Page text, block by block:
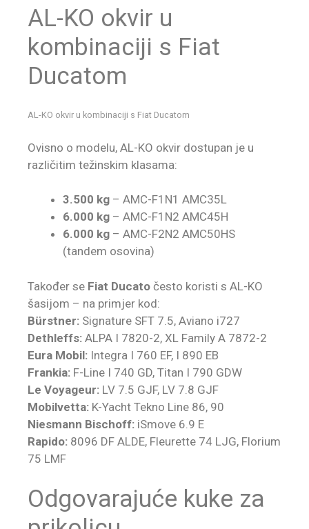
AL-KO okvir u
kombinaciji s Fiat
Ducatom
AL-KO okvir u kombinaciji s Fiat Ducatom
Ovisno o modelu, AL-KO okvir dostupan je u
različitim težinskim klasama:
3.500 kg – AMC-F1N1 AMC35L
6.000 kg – AMC-F1N2 AMC45H
6.000 kg – AMC-F2N2 AMC50HS
(tandem osovina)
Također se Fiat Ducato često koristi s AL-KO
šasijom – na primjer kod:
Bürstner: Signature SFT 7.5, Aviano i727
Dethleffs: ALPA I 7820-2, XL Family A 7872-2
Eura Mobil: Integra I 760 EF, I 890 EB
Frankia: F-Line I 740 GD, Titan I 790 GDW
Le Voyageur: LV 7.5 GJF, LV 7.8 GJF
Mobilvetta: K-Yacht Tekno Line 86, 90
Niesmann Bischoff: iSmove 6.9 E
Rapido: 8096 DF ALDE, Fleurette 74 LJG, Florium
75 LMF
Odgovarajuće kuke za